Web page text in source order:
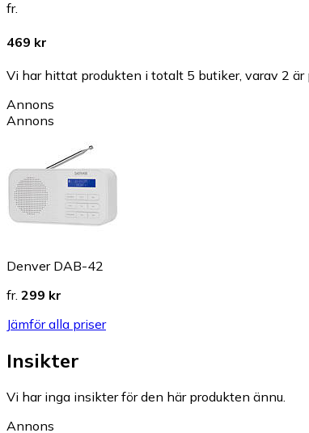
fr.
469 kr
Vi har hittat produkten i totalt 5 butiker, varav 2
Annons
Annons
Denver DAB-42
fr. 299 kr
Jämför alla priser
Insikter
Vi har inga insikter för den här produkten ännu.
Annons